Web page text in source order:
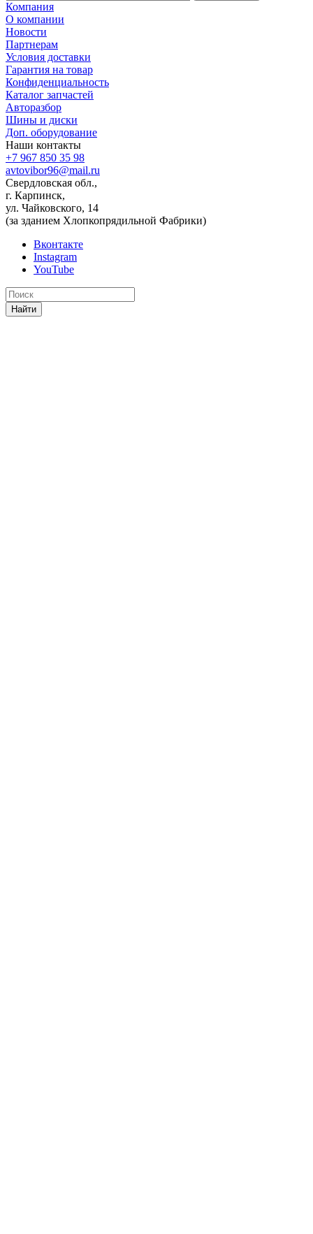
Компания
О компании
Новости
Партнерам
Условия доставки
Гарантия на товар
Конфиденциальность
Каталог запчастей
Авторазбор
Шины и диски
Доп. оборудование
Наши контакты
+7 967 850 35 98
avtovibor96@mail.ru
Свердловская обл.,
г. Карпинск,
ул. Чайковского, 14
(за зданием Хлопкопрядильной Фабрики)
Вконтакте
Instagram
YouTube
Найти